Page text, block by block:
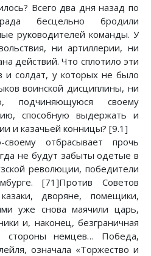
Всего два дня назад по
бесцельно бродили
руководителей команды. У
ни артиллерии, ни
действий. Что сплотило эти
и солдат, у которых не было
воинской дисциплины, ни
своему
способную выдержать и
и казачьей конницы? [9.1]
отбрасывает прочь
не будут забыты одетые в
революции, победители
[71]Против Советов
дворяне, помещики,
уже снова маячили царь,
и, наконец, безграничная
стороны немцев… Победа,
означала «Торжество и